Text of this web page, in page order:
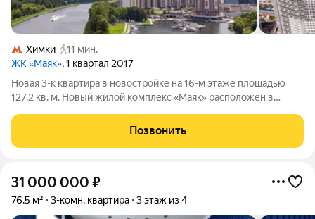
Химки
11 мин.
ЖК «Маяк», 1 квартал 2017
Новая 3-к квартира в новостройке на 16-м этаже площадью
127.2 кв. м. Новый жилой комплекс «Маяк» расположен в
Химок. С юга и востока огромная приватная территория 10,8 га,
которая с одной
Позвонить
31 000 000 ₽
76,5 м² 3-комн. квартира 3 этаж из 4